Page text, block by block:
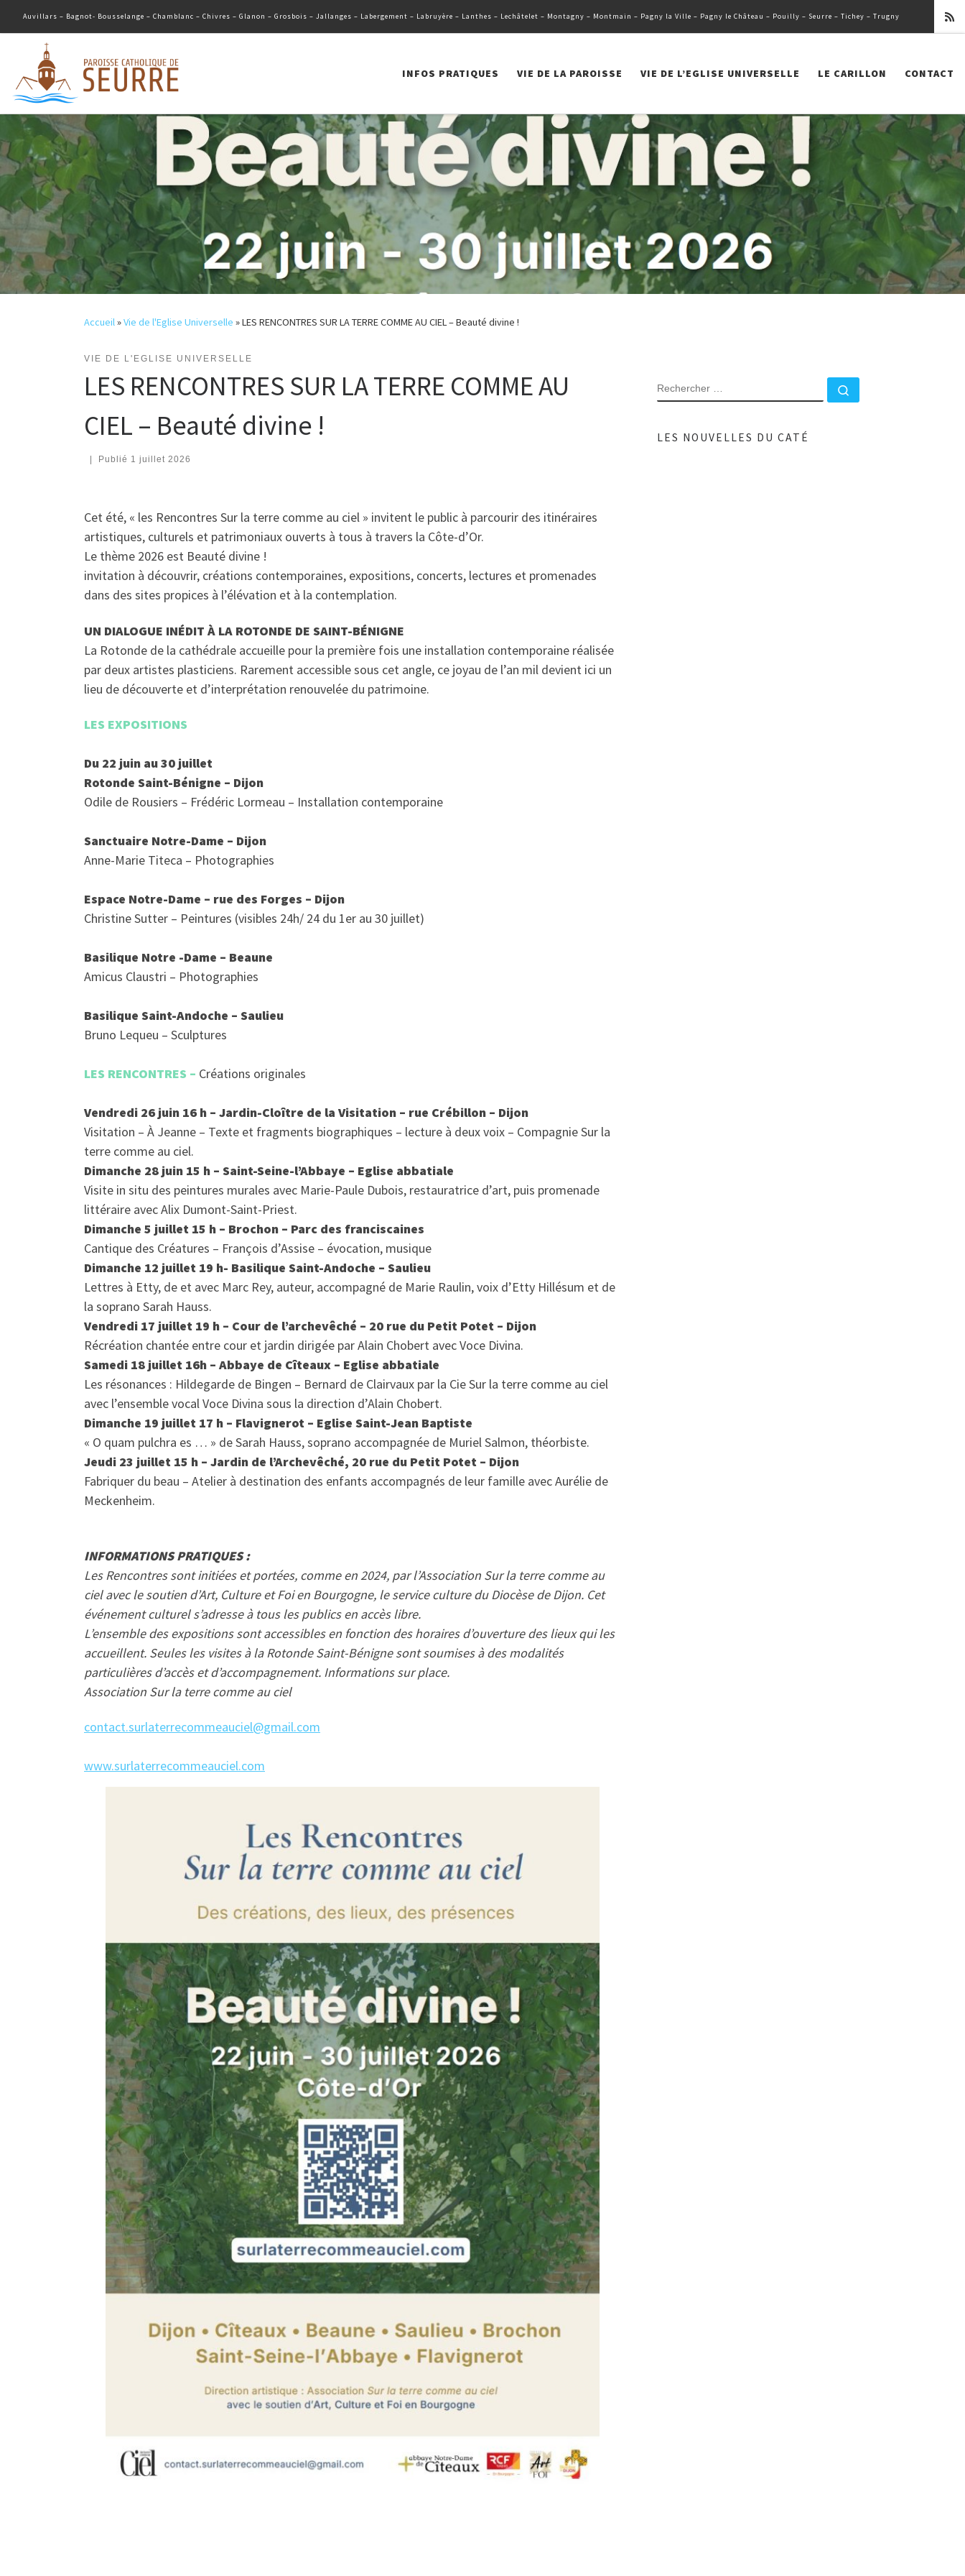
Passer au contenu
Auvillars – Bagnot- Bousselange – Chamblanc – Chivres – Glanon – Grosbois – Jallanges – Labergement – Labruyère – Lanthes – Lechâtelet – Montagny – Montmain – Pagny la Ville – Pagny le Château – Pouilly – Seurre – Tichey – Trugny
INFOS PRATIQUES VIE DE LA PAROISSE VIE DE L’EGLISE UNIVERSELLE LE CARILLON CONTACT
Accueil»Vie de l'Eglise Universelle »LES RENCONTRES SUR LA TERRE COMME AU CIEL – Beauté divine !
VIE DE L'EGLISE UNIVERSELLE
LES RENCONTRES SUR LA TERRE COMME AU
CIEL – Beauté divine !
Publié 1 juillet 2026
Cet été, « les Rencontres Sur la terre comme au ciel » invitent le public à parcourir des itinéraires
artistiques, culturels et patrimoniaux ouverts à tous à travers la Côte-d’Or.
Le thème 2026 est Beauté divine !
invitation à découvrir, créations contemporaines, expositions, concerts, lectures et promenades
dans des sites propices à l’élévation et à la contemplation.
UN DIALOGUE INÉDIT À LA ROTONDE DE SAINT-BÉNIGNE
La Rotonde de la cathédrale accueille pour la première fois une installation contemporaine réalisée
par deux artistes plasticiens. Rarement accessible sous cet angle, ce joyau de l’an mil devient ici un
lieu de découverte et d’interprétation renouvelée du patrimoine.
LES EXPOSITIONS
Du 22 juin au 30 juillet
Rotonde Saint-Bénigne – Dijon
Odile de Rousiers – Frédéric Lormeau – Installation contemporaine
Sanctuaire Notre-Dame – Dijon
Anne-Marie Titeca – Photographies
Espace Notre-Dame – rue des Forges – Dijon
Christine Sutter – Peintures (visibles 24h/ 24 du 1er au 30 juillet)
Basilique Notre -Dame – Beaune
Amicus Claustri – Photographies
Basilique Saint-Andoche – Saulieu
Bruno Lequeu – Sculptures
LES RENCONTRES – Créations originales
Vendredi 26 juin 16 h – Jardin-Cloître de la Visitation – rue Crébillon – Dijon
Visitation – À Jeanne – Texte et fragments biographiques – lecture à deux voix – Compagnie Sur la
terre comme au ciel.
Dimanche 28 juin 15 h – Saint-Seine-l’Abbaye – Eglise abbatiale
Visite in situ des peintures murales avec Marie-Paule Dubois, restauratrice d’art, puis promenade
littéraire avec Alix Dumont-Saint-Priest.
Dimanche 5 juillet 15 h – Brochon – Parc des franciscaines
Cantique des Créatures – François d’Assise – évocation, musique
Dimanche 12 juillet 19 h- Basilique Saint-Andoche – Saulieu
Lettres à Etty, de et avec Marc Rey, auteur, accompagné de Marie Raulin, voix d’Etty Hillésum et de
la soprano Sarah Hauss.
Vendredi 17 juillet 19 h – Cour de l’archevêché – 20 rue du Petit Potet – Dijon
Récréation chantée entre cour et jardin dirigée par Alain Chobert avec Voce Divina.
Samedi 18 juillet 16h – Abbaye de Cîteaux – Eglise abbatiale
Les résonances : Hildegarde de Bingen – Bernard de Clairvaux par la Cie Sur la terre comme au ciel
avec l’ensemble vocal Voce Divina sous la direction d’Alain Chobert.
Dimanche 19 juillet 17 h – Flavignerot – Eglise Saint-Jean Baptiste
« O quam pulchra es … » de Sarah Hauss, soprano accompagnée de Muriel Salmon, théorbiste.
Jeudi 23 juillet 15 h – Jardin de l’Archevêché, 20 rue du Petit Potet – Dijon
Fabriquer du beau – Atelier à destination des enfants accompagnés de leur famille avec Aurélie de
Meckenheim.
INFORMATIONS PRATIQUES :
Les Rencontres sont initiées et portées, comme en 2024, par l’Association Sur la terre comme au
ciel avec le soutien d’Art, Culture et Foi en Bourgogne, le service culture du Diocèse de Dijon. Cet
événement culturel s’adresse à tous les publics en accès libre.
L’ensemble des expositions sont accessibles en fonction des horaires d’ouverture des lieux qui les
accueillent. Seules les visites à la Rotonde Saint-Bénigne sont soumises à des modalités
particulières d’accès et d’accompagnement. Informations sur place.
Association Sur la terre comme au ciel
contact.surlaterrecommeauciel@gmail.com
www.surlaterrecommeauciel.com
RECHERCHER
LES NOUVELLES DU CATÉ